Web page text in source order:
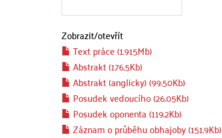
Zobrazit/otevřít
Text práce (1.915Mb)
Abstrakt (176.5Kb)
Abstrakt (anglicky) (99.50Kb)
Posudek vedoucího (26.05Kb)
Posudek oponenta (119.2Kb)
Záznam o průběhu obhajoby (151.9Kb)